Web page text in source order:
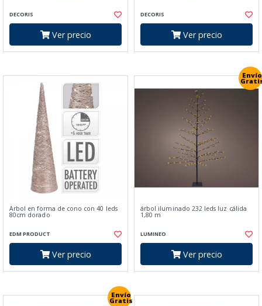
DECORIS
Ver precio
DECORIS
Ver precio
Arbol en forma de cono con 40 leds
80cm dorado
EDM PRODUCT
Ver precio
Envío
árbol iluminado 232 leds luz cálida
1,80 m
LUMINEO
Ver precio
Envío
Gratis